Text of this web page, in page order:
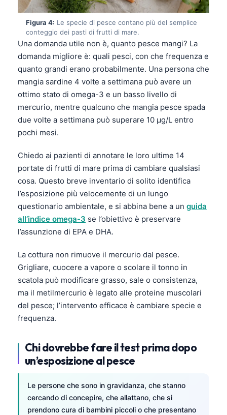
Figura 4: Le specie di pesce contano più del semplice
conteggio dei pasti di frutti di mare.
Una domanda utile non è, quanto pesce mangi? La
domanda migliore è: quali pesci, con che frequenza e
quanto grandi erano probabilmente. Una persona che
mangia sardine 4 volte a settimana può avere un
ottimo stato di omega-3 e un basso livello di
mercurio, mentre qualcuno che mangia pesce spada
due volte a settimana può superare 10 µg/L entro
pochi mesi.
Chiedo ai pazienti di annotare le loro ultime 14
portate di frutti di mare prima di cambiare qualsiasi
cosa. Questo breve inventario di solito identifica
l’esposizione più velocemente di un lungo
questionario ambientale, e si abbina bene a un guida
all’indice omega-3 se l’obiettivo è preservare
l’assunzione di EPA e DHA.
La cottura non rimuove il mercurio dal pesce.
Grigliare, cuocere a vapore o scolare il tonno in
scatola può modificare grasso, sale o consistenza,
ma il metilmercurio è legato alle proteine muscolari
del pesce; l’intervento efficace è cambiare specie e
frequenza.
Chi dovrebbe fare il test prima dopo
un’esposizione al pesce
Le persone che sono in gravidanza, che stanno
cercando di concepire, che allattano, che si
prendono cura di bambini piccoli o che presentano